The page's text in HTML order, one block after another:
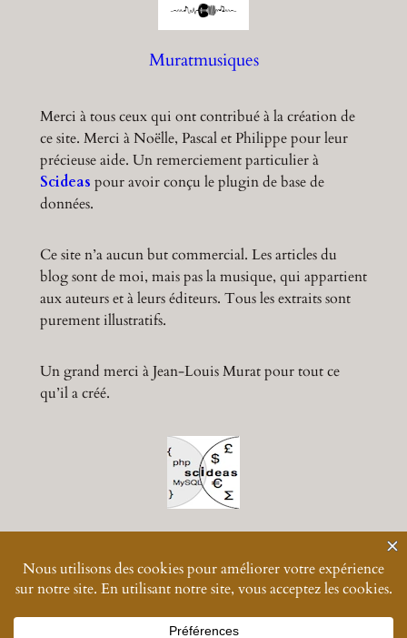
Muratmusiques
Merci à tous ceux qui ont contribué à la création de
ce site. Merci à Noëlle, Pascal et Philippe pour leur
précieuse aide. Un remerciement particulier à
Scideas pour avoir conçu le plugin de base de
données.
Ce site n’a aucun but commercial. Les articles du
blog sont de moi, mais pas la musique, qui appartient
aux auteurs et à leurs éditeurs. Tous les extraits sont
purement illustratifs.
Un grand merci à Jean-Louis Murat pour tout ce
qu’il a créé.
© 2024-2026Muratmusiques
Vos données personnelles